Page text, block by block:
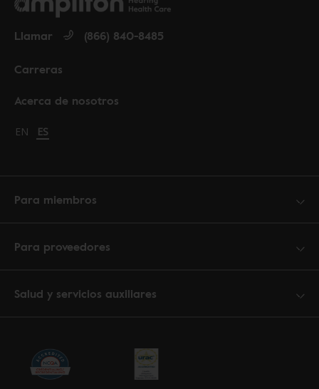
Acerca de nosotros
Carreras
Llamar (866) 840-8485
Change language to English
EN Cambiar idioma a español
ES
Para miembros
Para proveedores
Salud y servicios auxiliares